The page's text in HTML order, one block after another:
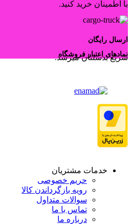
با اطمینان خرید کنید.
ارسال رایگان
سریع بدستتان میرسد.
نمادهای اعتبار فروشگاه
خدمات مشتریان
حریم خصوصی
رویه بازگرداندن کالا
سوالات متداول
تماس با ما
درباره ما